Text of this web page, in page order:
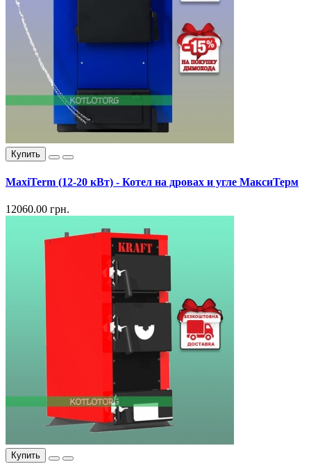
Купить
MaxiTerm (12-20 кВт) - Котел на дровах и угле МаксиТерм
12060.00 грн.
Купить